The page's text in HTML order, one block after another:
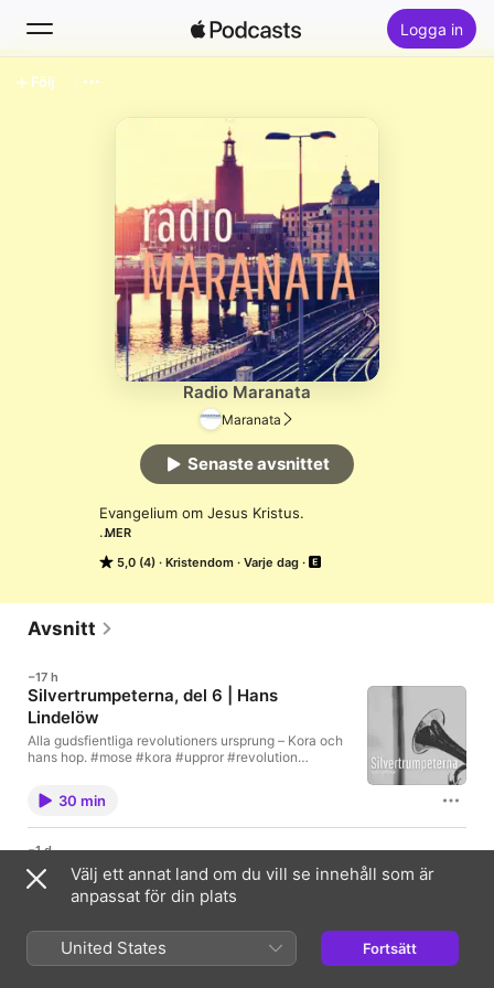
Logga in
Topplistor
Radio Maranata
Maranata
5,0 (4) Kristendom Varje dag
Evangelium om Jesus Kristus.
MER
Senaste avsnittet
Följ
Avsnitt
−17 h
Silvertrumpeterna, del 6 | Hans
Lindelöw
Alla gudsfientliga revolutioners ursprung – Kora och
hans hop. #mose #kora #uppror #revolution
Maranata Radio Maranata sänder över Stockholms
närradio 88MHz:varje morgon kl 8måndagar kl
18Mer information finns på
30 min
−1 d
Himmelskt medborgarskap | Gertrud
Johansson
publicerat 9 april 2025.
Välj ett annat land om du vill se innehåll som är
anpassat för din plats
United States Fortsätt